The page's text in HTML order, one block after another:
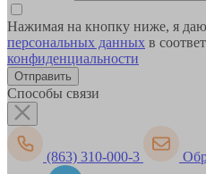
Нажимая на кнопку ниже, я даю
персональных данных в
конфиденциальности
Способы связи
(863) 310-000-3